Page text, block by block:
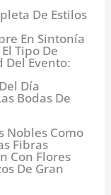
De Estilos
En Sintonía
Tipo De
Del Evento:
Día
Bodas De
Nobles Como
Fibras
Con Flores
De Gran